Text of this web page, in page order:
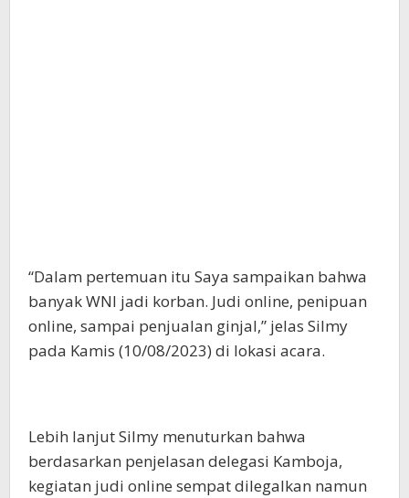
“Dalam pertemuan itu Saya sampaikan bahwa
banyak WNI jadi korban. Judi online, penipuan
online, sampai penjualan ginjal,” jelas Silmy
pada Kamis (10/08/2023) di lokasi acara.
Lebih lanjut Silmy menuturkan bahwa
berdasarkan penjelasan delegasi Kamboja,
kegiatan judi online sempat dilegalkan namun